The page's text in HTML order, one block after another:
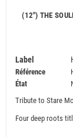
(12") THE
Label
Référence
État
Tri bute to Stare
Four deep roots